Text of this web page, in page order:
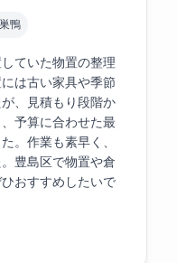
鴨
ていた物置の整理
は古い家具や季節
、見積もり段階か
予算に合わせた最
。作業も素早く、
豊島区で物置や倉
おすすめしたいで